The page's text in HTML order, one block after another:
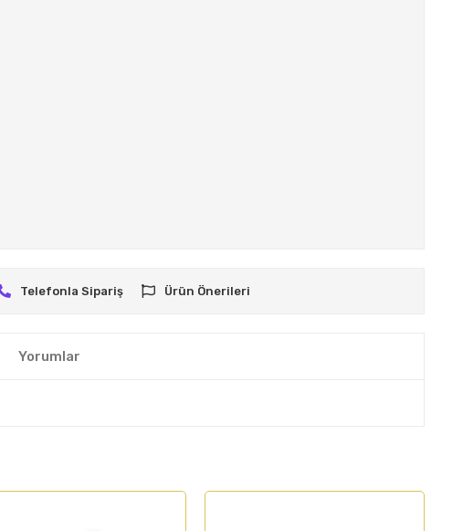
Telefonla Sipariş Ürün Önerileri
Yorumlar